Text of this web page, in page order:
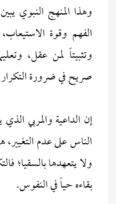
وهذا المنهج النبوي
الفهم وقوة
وتثبيتاً لمن عقل،
صريح في ضرورة التكرار
إن الداعية والمربي
الناس على عدم
ولا يتعهدها بالسقيا؛
بقاءه حياً في النفوس.